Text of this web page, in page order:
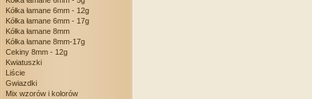
Kółka łamane 6mm - 12g
Kółka łamane 6mm - 17g
Kółka łamane 8mm
Kółka łamane 8mm-17g
Cekiny 8mm - 12g
Kwiatuszki
Liście
Gwiazdki
Mix wzorów i kolorów